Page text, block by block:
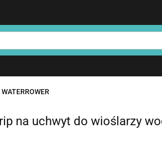
Strefa klienta
NOHRD
NOHRD Strefa treningowa NOHRD
na uchwyt do wioślarzy